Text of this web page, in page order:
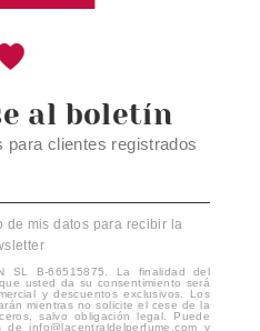
al boletín
clientes registrados
de mis datos para recibir la
SL B-66515875. La finalidad del
usted da su consentimiento será
y descuentos exclusivos. Los
mientras no solicite el cese de la
salvo obligación legal. Puede
info@lacentraldelperfume.com y